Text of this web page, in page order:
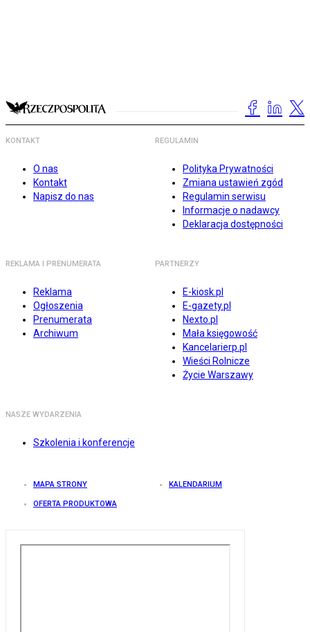
KONTAKT
O nas
Kontakt
Napisz do nas
REGULAMIN
Polityka Prywatności
Zmiana ustawień zgód
Regulamin serwisu
Informacje o nadawcy
Deklaracja dostępności
REKLAMA I PRENUMERATA
Reklama
Ogłoszenia
Prenumerata
Archiwum
PARTNERZY
E-kiosk.pl
E-gazety.pl
Nexto.pl
Mała księgowość
Kancelarierp.pl
Wieści Rolnicze
Życie Warszawy
NASZE WYDARZENIA
Szkolenia i konferencje
MAPA STRONY KALENDARIUM
OFERTA PRODUKTOWA